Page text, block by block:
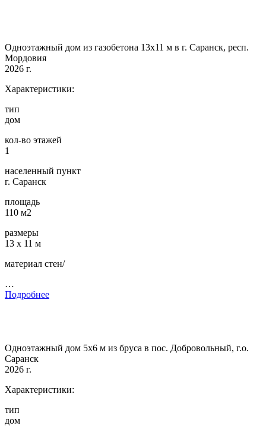
Одноэтажный дом из газобетона 13х11 м в г. Саранск, респ.
Мордовия
2026 г.
Характеристики:
тип
дом
кол-во этажей
1
населенный пункт
г. Саранск
площадь
110 м2
размеры
13 х 11 м
материал стен/
…
Подробнее
Одноэтажный дом 5х6 м из бруса в пос. Добровольный, г.о.
Саранск
2026 г.
Характеристики:
тип
дом